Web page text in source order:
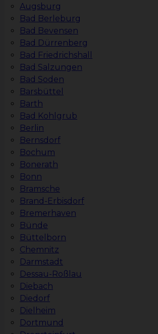
Augsburg
Bad Berleburg
Bad Bevensen
Bad Dürrenberg
Bad Friedrichshall
Bad Salzungen
Bad Soden
Barsbüttel
Barth
Bad Kohlgrub
Berlin
Bernsdorf
Bochum
Bonerath
Bonn
Bramsche
Brand-Erbisdorf
Bremerhaven
Bünde
Büttelborn
Chemnitz
Darmstadt
Dessau-Roßlau
Diebach
Diedorf
Dielheim
Dortmund